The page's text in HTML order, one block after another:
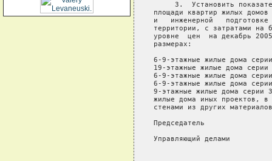
3.  Установить
площади квартир жилых
и   инженерной   подготовке
территории, с затратами на
уровне  цен  на декабрь
размерах:
6-9-этажные жилые дома
19-этажные жилые дома
6-9-этажные жилые дома
6-9-этажные жилые дома
9-этажные жилые дома
жилые дома иных
стенами из других
Председатель
Управляющий делами